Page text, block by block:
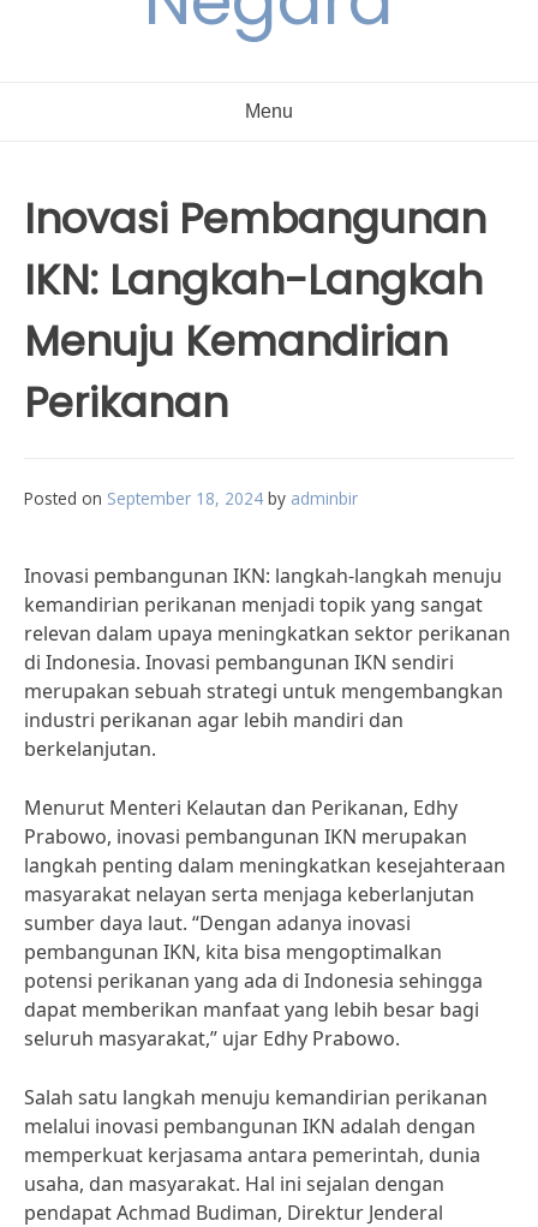
Menu
Inovasi Pembangunan
IKN: Langkah-Langkah
Menuju Kemandirian
Perikanan
Posted on September 18, 2024 by adminbir
Inovasi pembangunan IKN: langkah-langkah menuju
kemandirian perikanan menjadi topik yang sangat
relevan dalam upaya meningkatkan sektor perikanan
di Indonesia. Inovasi pembangunan IKN sendiri
merupakan sebuah strategi untuk mengembangkan
industri perikanan agar lebih mandiri dan
berkelanjutan.
Menurut Menteri Kelautan dan Perikanan, Edhy
Prabowo, inovasi pembangunan IKN merupakan
langkah penting dalam meningkatkan kesejahteraan
masyarakat nelayan serta menjaga keberlanjutan
sumber daya laut. “Dengan adanya inovasi
pembangunan IKN, kita bisa mengoptimalkan
potensi perikanan yang ada di Indonesia sehingga
dapat memberikan manfaat yang lebih besar bagi
seluruh masyarakat,” ujar Edhy Prabowo.
Salah satu langkah menuju kemandirian perikanan
melalui inovasi pembangunan IKN adalah dengan
memperkuat kerjasama antara pemerintah, dunia
usaha, dan masyarakat. Hal ini sejalan dengan
pendapat Achmad Budiman, Direktur Jenderal